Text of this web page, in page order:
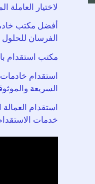
لاختيار العاملة
أفضل مكتب
الفرسان
مكتب استقدام
استقدام
السريعة
استقدام
خدمات